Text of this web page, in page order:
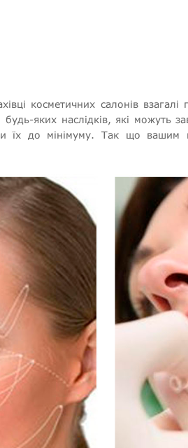
косметичних салонів
яких наслідків, які можуть
їх до мінімуму. Так що вашим